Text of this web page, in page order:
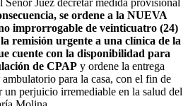
Señor Juez decretar medida provisional
se ordene a la NUEVA
improrrogable de veinticuatro (24)
remisión urgente a una clínica de la
cuente con la disponibilidad para
de CPAP y ordene la entrega
para la casa, con el fin de
un perjuicio irremediable en la salud del